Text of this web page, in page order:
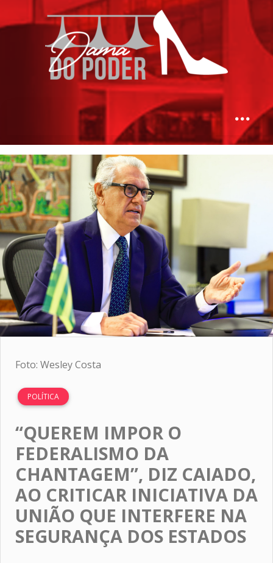
Foto: Wesley Costa
POLÍTICA
“QUEREM IMPOR O
FEDERALISMO DA
CHANTAGEM”, DIZ CAIADO,
AO CRITICAR INICIATIVA DA
UNIÃO QUE INTERFERE NA
SEGURANÇA DOS ESTADOS